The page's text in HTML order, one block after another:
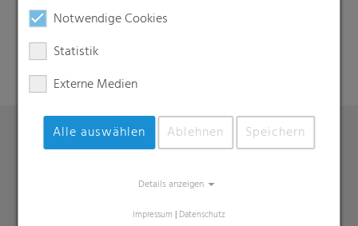
SucheNotwendige Cookies
Statistik
Externe Medien
Alle auswählen Ablehnen Speichern
Details anzeigen
Impressum | Datenschutz